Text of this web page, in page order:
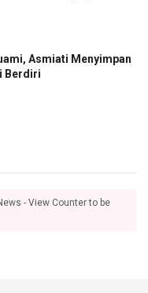
Asmiati Menyimpan
Berdiri
- View Counter to be